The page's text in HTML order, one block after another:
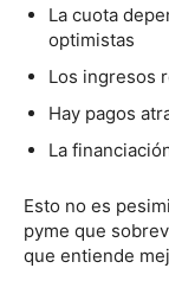
La cuota
optimistas
Los ingresos
Hay pagos
La
Esto no es
pyme que
que entiende